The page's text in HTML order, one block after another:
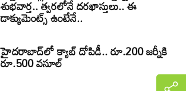
శుభవార్త.. త్వరలోనే దరఖాస్తులు.. ఈ
డాక్యుమెంట్స్ ఉంటేనే..
హైదరాబాద్‌లో క్యాబ్‌ దోపిడీ.. రూ.200 జర్నీకి
రూ.500 వసూల్